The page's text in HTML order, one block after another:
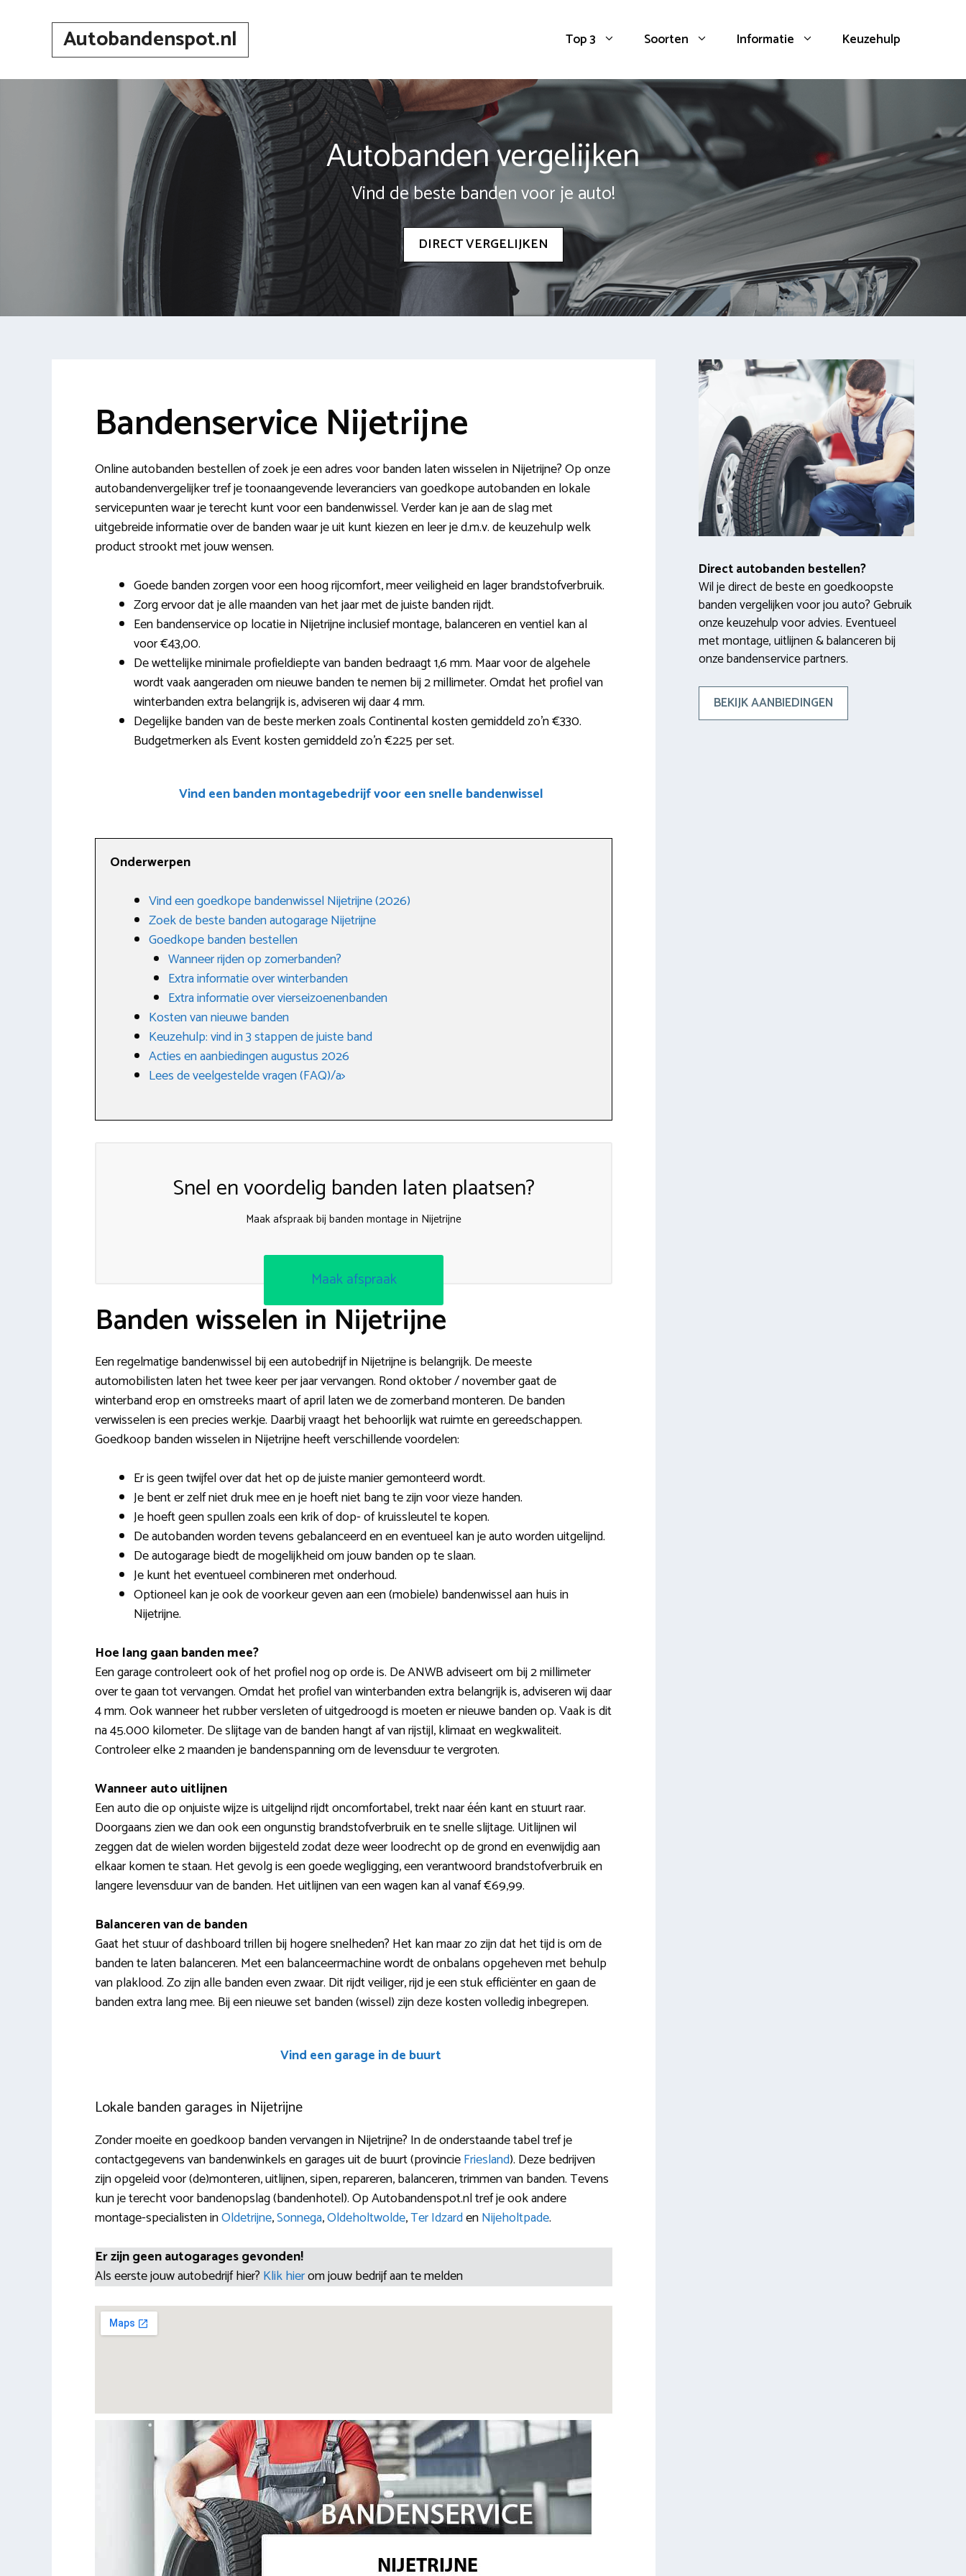
Autobandenspot.nl Top 3 Soorten Informatie Keuzehulp
Autobanden vergelijken
Vind de beste banden voor je auto!
DIRECT VERGELIJKEN
Bandenservice Nijetrijne
Online autobanden bestellen of zoek je een adres voor banden laten wisselen in Nijetrijne? Op onze
autobandenvergelijker tref je toonaangevende leveranciers van goedkope autobanden en lokale
servicepunten waar je terecht kunt voor een bandenwissel. Verder kan je aan de slag met
uitgebreide informatie over de banden waar je uit kunt kiezen en leer je d.m.v. de keuzehulp welk
product strookt met jouw wensen.
Goede banden zorgen voor een hoog rijcomfort, meer veiligheid en lager brandstofverbruik.
Zorg ervoor dat je alle maanden van het jaar met de juiste banden rijdt.
Een bandenservice op locatie in Nijetrijne inclusief montage, balanceren en ventiel kan al
voor €43,00.
De wettelijke minimale profieldiepte van banden bedraagt 1,6 mm. Maar voor de algehele
wordt vaak aangeraden om nieuwe banden te nemen bij 2 millimeter. Omdat het profiel van
winterbanden extra belangrijk is, adviseren wij daar 4 mm.
Degelijke banden van de beste merken zoals Continental kosten gemiddeld zo’n €330.
Budgetmerken als Event kosten gemiddeld zo’n €225 per set.
Vind een banden montagebedrijf voor een snelle bandenwissel
Onderwerpen
Vind een goedkope bandenwissel Nijetrijne (2026)
Zoek de beste banden autogarage Nijetrijne
Goedkope banden bestellen
Wanneer rijden op zomerbanden?
Extra informatie over winterbanden
Extra informatie over vierseizoenenbanden
Kosten van nieuwe banden
Keuzehulp: vind in 3 stappen de juiste band
Acties en aanbiedingen augustus 2026
Lees de veelgestelde vragen (FAQ)/a>
Snel en voordelig banden laten plaatsen?
Maak afspraak bij banden montage in Nijetrijne
Maak afspraak
Banden wisselen in Nijetrijne
Een regelmatige bandenwissel bij een autobedrijf in Nijetrijne is belangrijk. De meeste
automobilisten laten het twee keer per jaar vervangen. Rond oktober / november gaat de
winterband erop en omstreeks maart of april laten we de zomerband monteren. De banden
verwisselen is een precies werkje. Daarbij vraagt het behoorlijk wat ruimte en gereedschappen.
Goedkoop banden wisselen in Nijetrijne heeft verschillende voordelen:
Er is geen twijfel over dat het op de juiste manier gemonteerd wordt.
Je bent er zelf niet druk mee en je hoeft niet bang te zijn voor vieze handen.
Je hoeft geen spullen zoals een krik of dop- of kruissleutel te kopen.
De autobanden worden tevens gebalanceerd en en eventueel kan je auto worden uitgelijnd.
De autogarage biedt de mogelijkheid om jouw banden op te slaan.
Je kunt het eventueel combineren met onderhoud.
Optioneel kan je ook de voorkeur geven aan een (mobiele) bandenwissel aan huis in
Nijetrijne.
Hoe lang gaan banden mee?
Een garage controleert ook of het profiel nog op orde is. De ANWB adviseert om bij 2 millimeter
over te gaan tot vervangen. Omdat het profiel van winterbanden extra belangrijk is, adviseren wij daar
4 mm. Ook wanneer het rubber versleten of uitgedroogd is moeten er nieuwe banden op. Vaak is dit
na 45.000 kilometer. De slijtage van de banden hangt af van rijstijl, klimaat en wegkwaliteit.
Controleer elke 2 maanden je bandenspanning om de levensduur te vergroten.
Wanneer auto uitlijnen
Een auto die op onjuiste wijze is uitgelijnd rijdt oncomfortabel, trekt naar één kant en stuurt raar.
Doorgaans zien we dan ook een ongunstig brandstofverbruik en te snelle slijtage. Uitlijnen wil
zeggen dat de wielen worden bijgesteld zodat deze weer loodrecht op de grond en evenwijdig aan
elkaar komen te staan. Het gevolg is een goede wegligging, een verantwoord brandstofverbruik en
langere levensduur van de banden. Het uitlijnen van een wagen kan al vanaf €69,99.
Balanceren van de banden
Gaat het stuur of dashboard trillen bij hogere snelheden? Het kan maar zo zijn dat het tijd is om de
banden te laten balanceren. Met een balanceermachine wordt de onbalans opgeheven met behulp
van plaklood. Zo zijn alle banden even zwaar. Dit rijdt veiliger, rijd je een stuk efficiënter en gaan de
banden extra lang mee. Bij een nieuwe set banden (wissel) zijn deze kosten volledig inbegrepen.
Vind een garage in de buurt
Lokale banden garages in Nijetrijne
Zonder moeite en goedkoop banden vervangen in Nijetrijne? In de onderstaande tabel tref je
contactgegevens van bandenwinkels en garages uit de buurt (provincieFriesland). Deze bedrijven
zijn opgeleid voor (de)monteren, uitlijnen, sipen, repareren, balanceren, trimmen van banden. Tevens
kun je terecht voor bandenopslag (bandenhotel). Op Autobandenspot.nl tref je ook andere
montage-specialisten inOldetrijne,Sonnega,Oldeholtwolde,Ter IdzardenNijeholtpade.
Er zijn geen autogarages gevonden!
Als eerste jouw autobedrijf hier? Klik hierom jouw bedrijf aan te melden
Direct autobanden bestellen?
Wil je direct de beste en goedkoopste
banden vergelijken voor jou auto? Gebruik
onze keuzehulp voor advies. Eventueel
met montage, uitlijnen & balanceren bij
onze bandenservice partners.
BEKIJK AANBIEDINGEN